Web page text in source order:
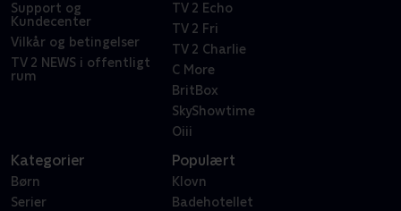
Support og
Kundecenter
Vilkår og betingelser
TV 2 NEWS i offentligt
rum
TV 2 Echo
TV 2 Fri
TV 2 Charlie
C More
BritBox
SkyShowtime
Oiii
Kategorier
Børn
Serier
Populært
Klovn
Badehotellet